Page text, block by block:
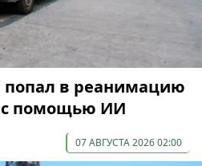
в реанимацию
с помощью ИИ
07 АВГУСТА 2026 02:00